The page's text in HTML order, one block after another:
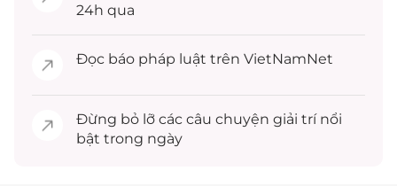
24h qua
Đọc báo pháp luật trên VietNamNet
Đừng bỏ lỡ các câu chuyện giải trínổi
bật trong ngày